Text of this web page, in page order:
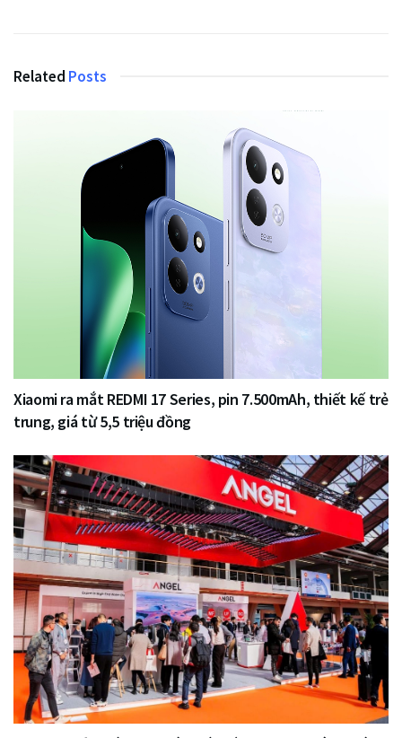
Related Posts
Xiaomi ra mắt REDMI 17 Series, pin 7.500mAh, thiết kế trẻ
trung, giá từ 5,5 triệu đồng